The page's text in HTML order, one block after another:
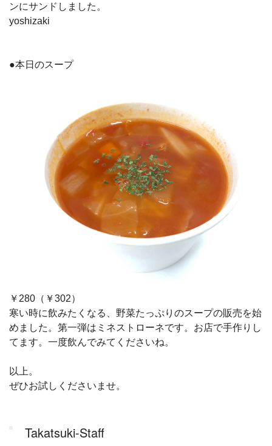
ンにサンドしました。
yoshizaki
●本日のスープ
￥280（￥302）
寒い時に飲みたくなる、野菜たっぷりのスープの販売を始
めました。第一弾はミネストローネです。お店で手作りし
てます。一度飲んでみてくださいね。
以上。
ぜひお試しくださいませ。
Takatsuki-Staff